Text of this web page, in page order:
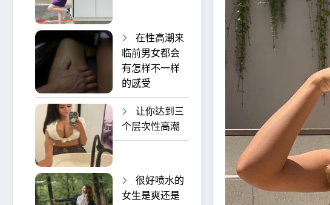
在性高潮来
临前男女都会
有怎样不一样
的感受
让你达到三
个层次性高潮
很好喷水的
女生是爽还是